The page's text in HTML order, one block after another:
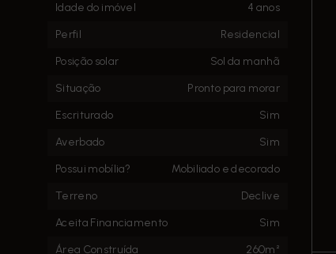
Idade do imóvel
4 anos
Perfil
Residencial
Posição solar
Sol da manhã
Situação
Pronto para morar
Escriturado
Sim
Averbado
Sim
Possui mobília?
Mobiliado e decorado
Terreno
Declive
Aceita Financiamento
Sim
Área Construída
260m²